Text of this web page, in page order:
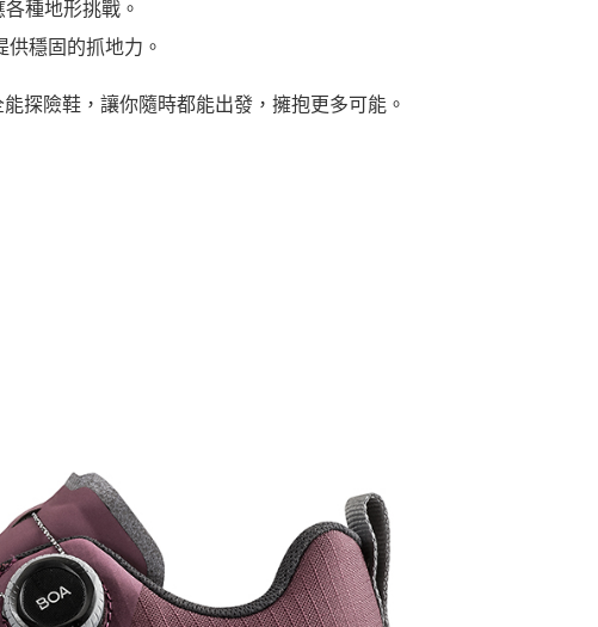
種地形挑戰。
穩固的抓地力。
探險鞋，讓你隨時都能出發，擁抱更多可能。